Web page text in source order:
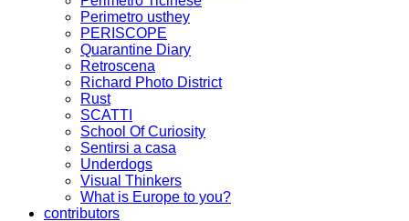
Perimetro usthey
PERISCOPE
Quarantine Diary
Retroscena
Richard Photo District
Rust
SCATTI
School Of Curiosity
Sentirsi a casa
Underdogs
Visual Thinkers
What is Europe to you?
contributors